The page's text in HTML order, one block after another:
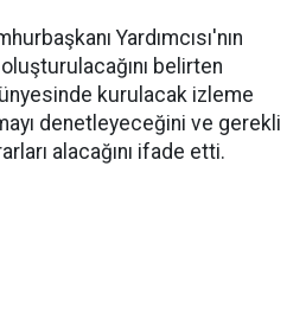
Yardımcısı'nın
belirten
kurulacak izleme
denetleyeceğini ve gerekli
alacağını ifade etti.